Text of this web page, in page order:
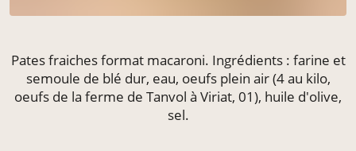
Pates fraiches format macaroni. Ingrédients : farine et
semoule de blé dur, eau, oeufs plein air (4 au kilo,
oeufs de la ferme de Tanvol à Viriat, 01), huile d'olive,
sel.